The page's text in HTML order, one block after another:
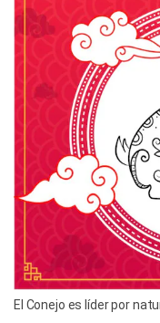
El Conejo es líder por